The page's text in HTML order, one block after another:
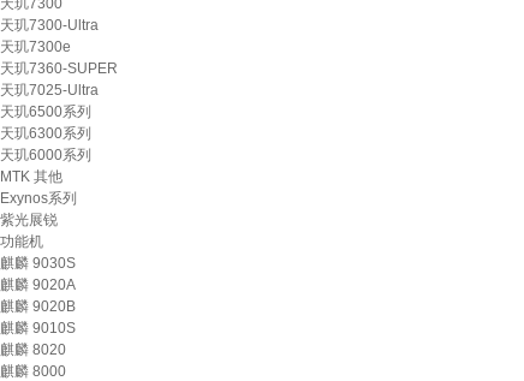
天玑7300
天玑7300-Ultra
天玑7300e
天玑7360-SUPER
天玑7025-Ultra
天玑6500系列
天玑6300系列
天玑6000系列
MTK 其他
Exynos系列
紫光展锐
功能机
麒麟 9030S
麒麟 9020A
麒麟 9020B
麒麟 9010S
麒麟 8020
麒麟 8000